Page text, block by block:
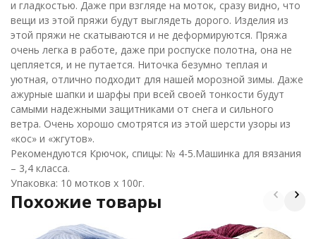
и гладкостью. Даже при взгляде на моток, сразу видно, что
вещи из этой пряжи будут выглядеть дорого. Изделия из
этой пряжи не скатываются и не деформируются. Пряжа
очень легка в работе, даже при роспуске полотна, она не
цепляется, и не путается. Ниточка безумно теплая и
уютная, отлично подходит для нашей морозной зимы. Даже
ажурные шапки и шарфы при всей своей тонкости будут
самыми надежными защитниками от снега и сильного
ветра. Очень хорошо смотрятся из этой шерсти узоры из
«кос» и «жгутов».
Рекомендуются Крючок, спицы: № 4-5.Машинка для вязания
– 3,4 класса.
Упаковка: 10 мотков х 100г.
Похожие товары